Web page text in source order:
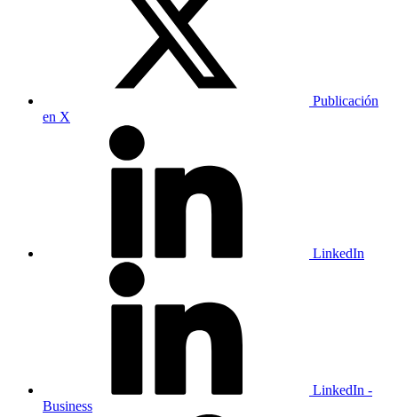
Publicación
en X
LinkedIn
LinkedIn -
Business